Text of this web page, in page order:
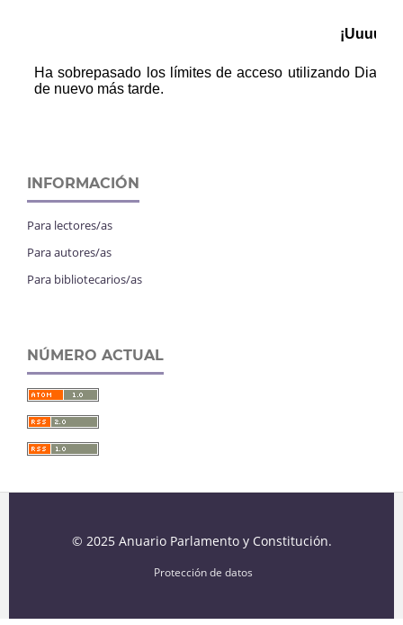
INFORMACIÓN
Para lectores/as
Para autores/as
Para bibliotecarios/as
NÚMERO ACTUAL
© 2025 Anuario Parlamento y Constitución.
Protección de datos